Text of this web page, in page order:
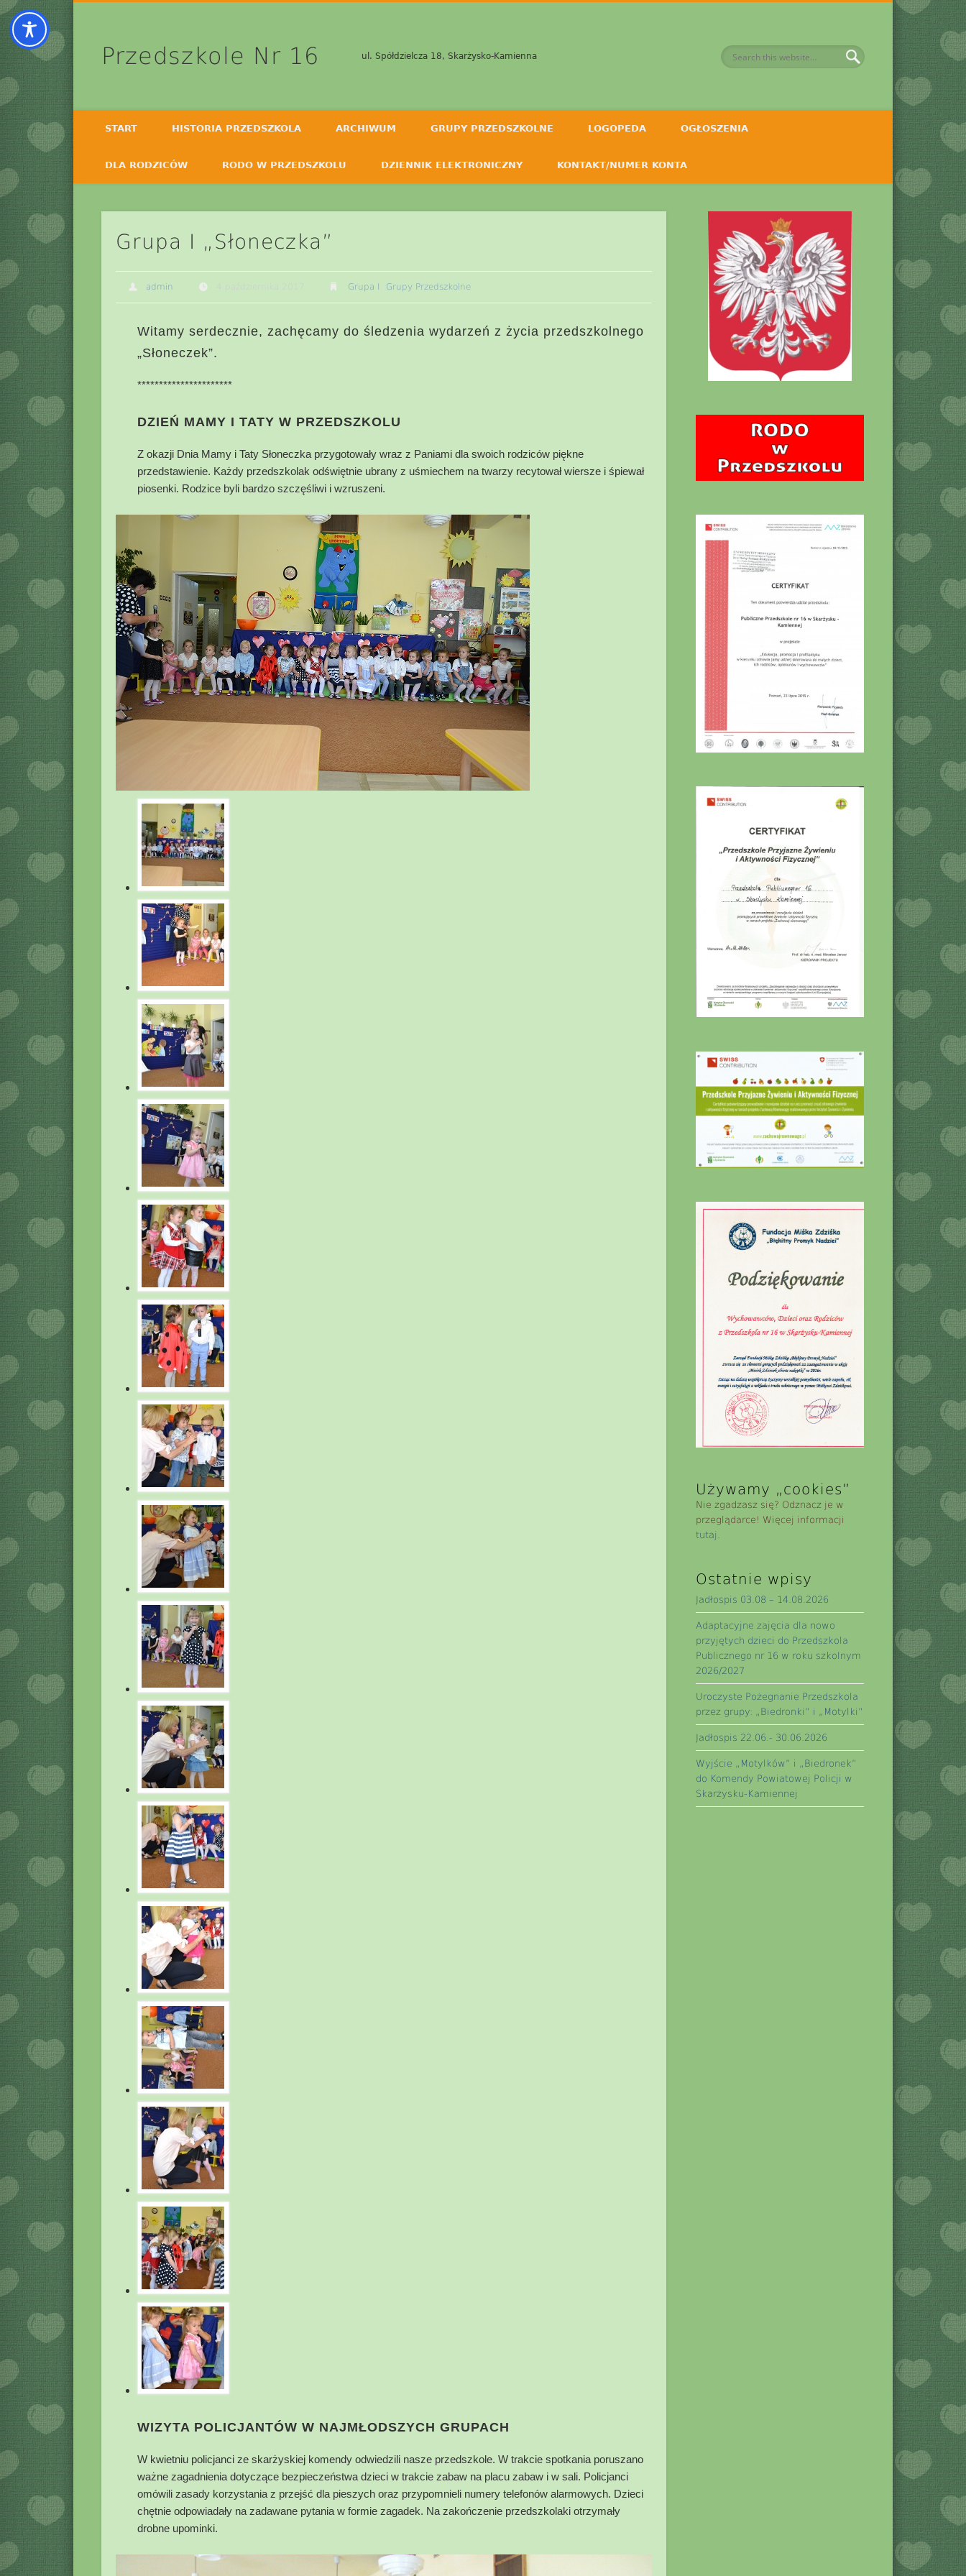
Przedszkole Nr 16 ul. Spółdzielcza 18, Skarżysko-Kamienna
START HISTORIA PRZEDSZKOLA ARCHIWUM GRUPY PRZEDSZKOLNE LOGOPEDA OGŁOSZENIA
DLA RODZICÓW RODO W PRZEDSZKOLU DZIENNIK ELEKTRONICZNY KONTAKT/NUMER KONTA
Grupa I „Słoneczka”
admin Grupa I Grupy Przedszkolne
Witamy serdecznie, zachęcamy do śledzenia wydarzeń z życia przedszkolnego
„Słoneczek”.
**********************
DZIEŃ MAMY I TATY W PRZEDSZKOLU
Z okazji Dnia Mamy i Taty Słoneczka przygotowały wraz z Paniami dla swoich rodziców piękne
przedstawienie. Każdy przedszkolak odświętnie ubrany z uśmiechem na twarzy recytował wiersze i śpiewał
piosenki. Rodzice byli bardzo szczęśliwi i wzruszeni.
WIZYTA POLICJANTÓW W NAJMŁODSZYCH GRUPACH
W kwietniu policjanci ze skarżyskiej komendy odwiedzili nasze przedszkole. W trakcie spotkania poruszano
ważne zagadnienia dotyczące bezpieczeństwa dzieci w trakcie zabaw na placu zabaw i w sali. Policjanci
omówili zasady korzystania z przejść dla pieszych oraz przypomnieli numery telefonów alarmowych. Dzieci
chętnie odpowiadały na zadawane pytania w formie zagadek. Na zakończenie przedszkolaki otrzymały
drobne upominki.
Używamy „cookies”
Nie zgadzasz się? Odznacz je w
przeglądarce! Więcej informacji
tutaj
Ostatnie wpisy
Jadłospis 03.08 – 14.08.2026
Adaptacyjne zajęcia dla nowo
przyjętych dzieci do Przedszkola
Publicznego nr 16 w roku szkolnym
2026/2027
Uroczyste Pożegnanie Przedszkola
przez grupy: „Biedronki” i „Motylki”
Jadłospis 22.06.- 30.06.2026
Wyjście „Motylków” i „Biedronek”
do Komendy Powiatowej Policji w
Skarżysku-Kamiennej